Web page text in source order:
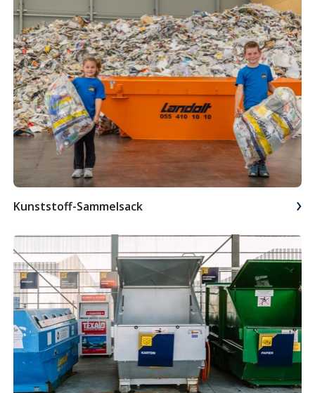
Kunststoff-Sammelsack